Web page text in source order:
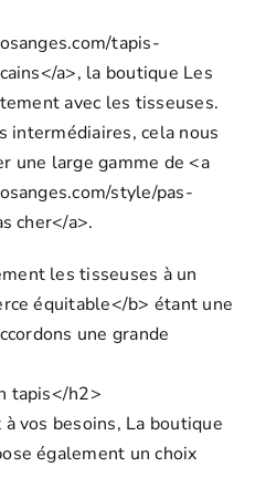
tapis-
a>, la boutique Les
avec les tisseuses.
intermédiaires, cela nous
une large gamme de <a
style/pas-
cher</a>.
les tisseuses à un
équitable</b> étant une
une grande
tapis</h2>
vos besoins, La boutique
également un choix